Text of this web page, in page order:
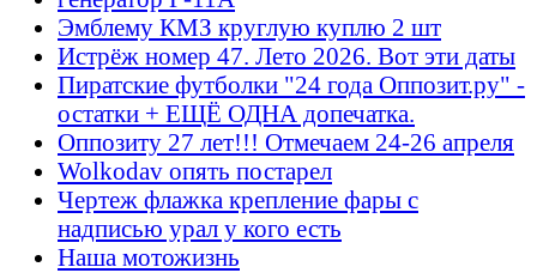
Эмблему КМЗ круглую куплю 2 шт
Истрёж номер 47. Лето 2026. Вот эти даты
Пиратские футболки "24 года Оппозит.ру" -
остатки + ЕЩЁ ОДНА допечатка.
Оппозиту 27 лет!!! Отмечаем 24-26 апреля
Wolkodav опять постарел
Чертеж флажка крепление фары с
надписью урал у кого есть
Наша мотожизнь